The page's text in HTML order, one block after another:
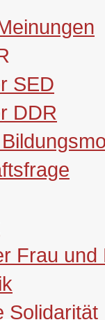
SED
DDR
Frau und
Solidarität